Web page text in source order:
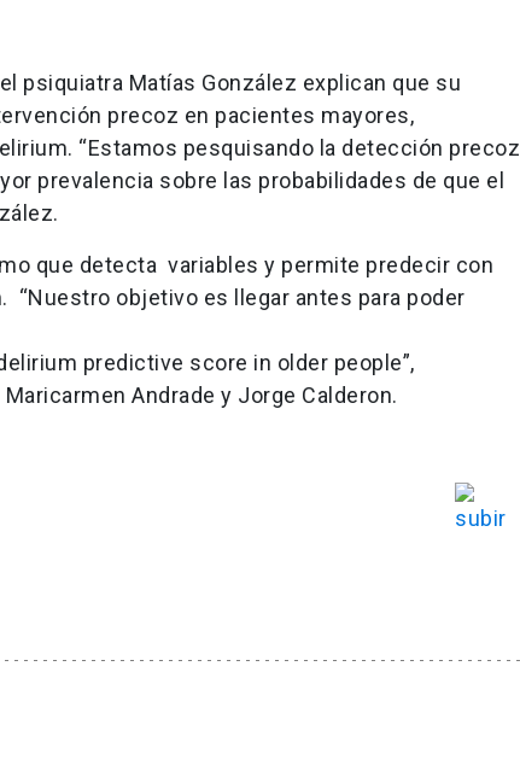
psiquiatra Matías González explican que su
precoz en pacientes mayores,
“Estamos pesquisando la detección precoz
prevalencia sobre las probabilidades de que el
que detecta variables y permite predecir con
objetivo es llegar antes para poder
predictive score in older people”,
Andrade y Jorge Calderon.